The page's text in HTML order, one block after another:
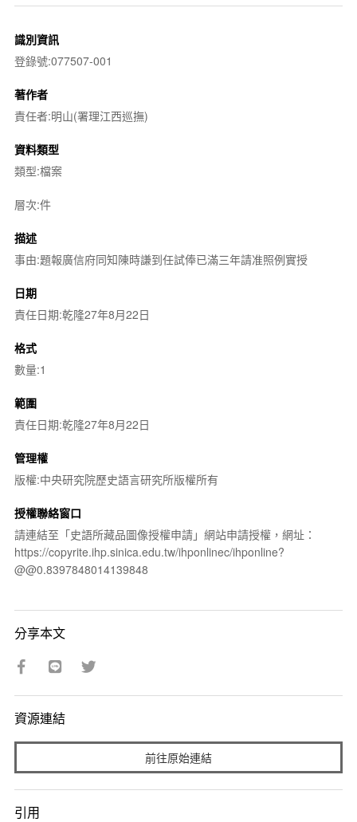
識別資訊
登錄號:077507-001
著作者
責任者:明山(署理江西巡撫)
資料類型
類型:檔案
層次:件
描述
事由:題報廣信府同知陳時謙到任試俸已滿三年請准照例實授
日期
責任日期:乾隆27年8月22日
格式
數量:1
範圍
責任日期:乾隆27年8月22日
管理權
版權:中央研究院歷史語言研究所版權所有
授權聯絡窗口
請連結至「史語所藏品圖像授權申請」網站申請授權，網址：
https://copyrite.ihp.sinica.edu.tw/ihponlinec/ihponline?
@@0.8397848014139848
分享本文
資源連結
前往原始連結
引用